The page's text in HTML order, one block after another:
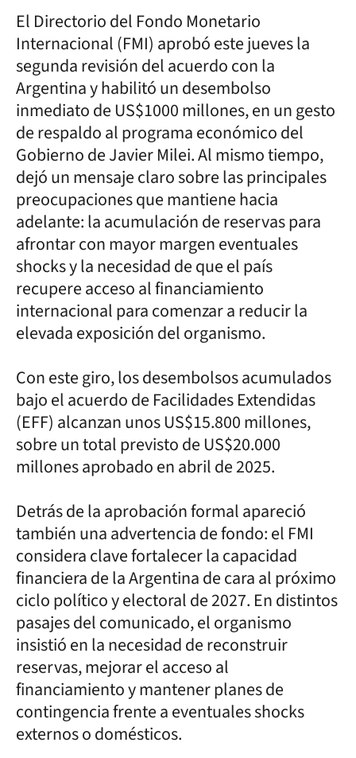
El Directorio del Fondo Monetario
Internacional (FMI) aprobó este jueves la
segunda revisión del acuerdo con la
Argentina y habilitó un desembolso
inmediato de US$1000 millones, en un gesto
de respaldo al programa económico del
Gobierno de Javier Milei. Al mismo tiempo,
dejó un mensaje claro sobre las principales
preocupaciones que mantiene hacia
adelante: la acumulación de reservas para
afrontar con mayor margen eventuales
shocks y la necesidad de que el país
recupere acceso al financiamiento
internacional para comenzar a reducir la
elevada exposición del organismo.
Con este giro, los desembolsos acumulados
bajo el acuerdo de Facilidades Extendidas
(EFF) alcanzan unos US$15.800 millones,
sobre un total previsto de US$20.000
millones aprobado en abril de 2025.
Detrás de la aprobación formal apareció
también una advertencia de fondo: el FMI
considera clave fortalecer la capacidad
financiera de la Argentina de cara al próximo
ciclo político y electoral de 2027. En distintos
pasajes del comunicado, el organismo
insistió en la necesidad de reconstruir
reservas, mejorar el acceso al
financiamiento y mantener planes de
contingencia frente a eventuales shocks
externos o domésticos.